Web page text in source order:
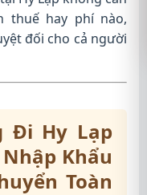
thuế hay phí nào,
đối cho cả người
Đi Hy Lạp
Khẩu
Toàn